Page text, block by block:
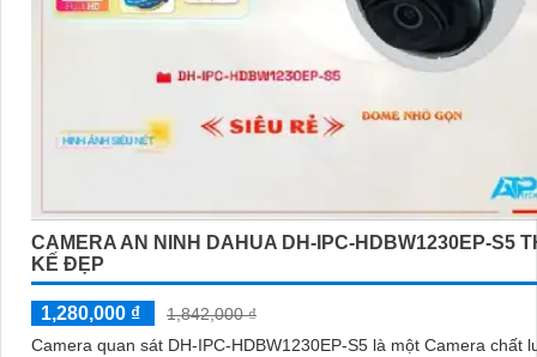
CAMERA AN NINH DAHUA DH-IPC-HDBW1230EP-S5
KẾ ĐẸP
1,280,000 ₫
1,842,000 ₫
Camera quan sát DH-IPC-HDBW1230EP-S5 là một Camera chất